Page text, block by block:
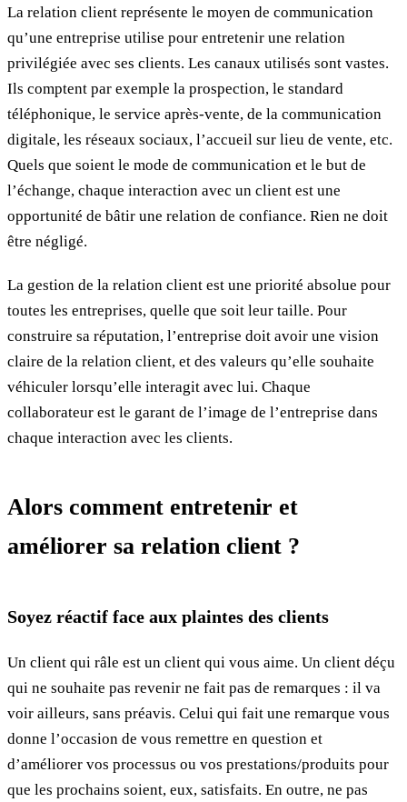
La relation client représente le moyen de communication
qu’une entreprise utilise pour entretenir une relation
privilégiée avec ses clients. Les canaux utilisés sont vastes.
Ils comptent par exemple la prospection, le standard
téléphonique, le service après-vente, de la communication
digitale, les réseaux sociaux, l’accueil sur lieu de vente, etc.
Quels que soient le mode de communication et le but de
l’échange, chaque interaction avec un client est une
opportunité de bâtir une relation de confiance. Rien ne doit
être négligé.
La gestion de la relation client est une priorité absolue pour
toutes les entreprises, quelle que soit leur taille. Pour
construire sa réputation, l’entreprise doit avoir une vision
claire de la relation client, et des valeurs qu’elle souhaite
véhiculer lorsqu’elle interagit avec lui. Chaque
collaborateur est le garant de l’image de l’entreprise dans
chaque interaction avec les clients.
Alors comment entretenir et
améliorer sa relation client ?
Soyez réactif face aux plaintes des clients
Un client qui râle est un client qui vous aime. Un client déçu
qui ne souhaite pas revenir ne fait pas de remarques : il va
voir ailleurs, sans préavis. Celui qui fait une remarque vous
donne l’occasion de vous remettre en question et
d’améliorer vos processus ou vos prestations/produits pour
que les prochains soient, eux, satisfaits. En outre, ne pas